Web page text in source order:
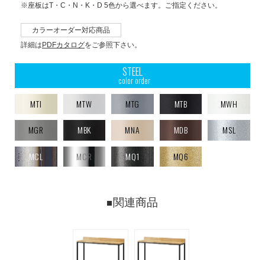
※座板はT・C・N・K・D 5色から選べます。ご指定ください。
カラーオーダー対応商品
詳細はPDFカタログをご参照下さい。
STEEL
color order
MTI
MTW MTG MTB MWH
MGR MBK MNA MDB MSL
MCL MCR MQ1 MQ6
関連商品